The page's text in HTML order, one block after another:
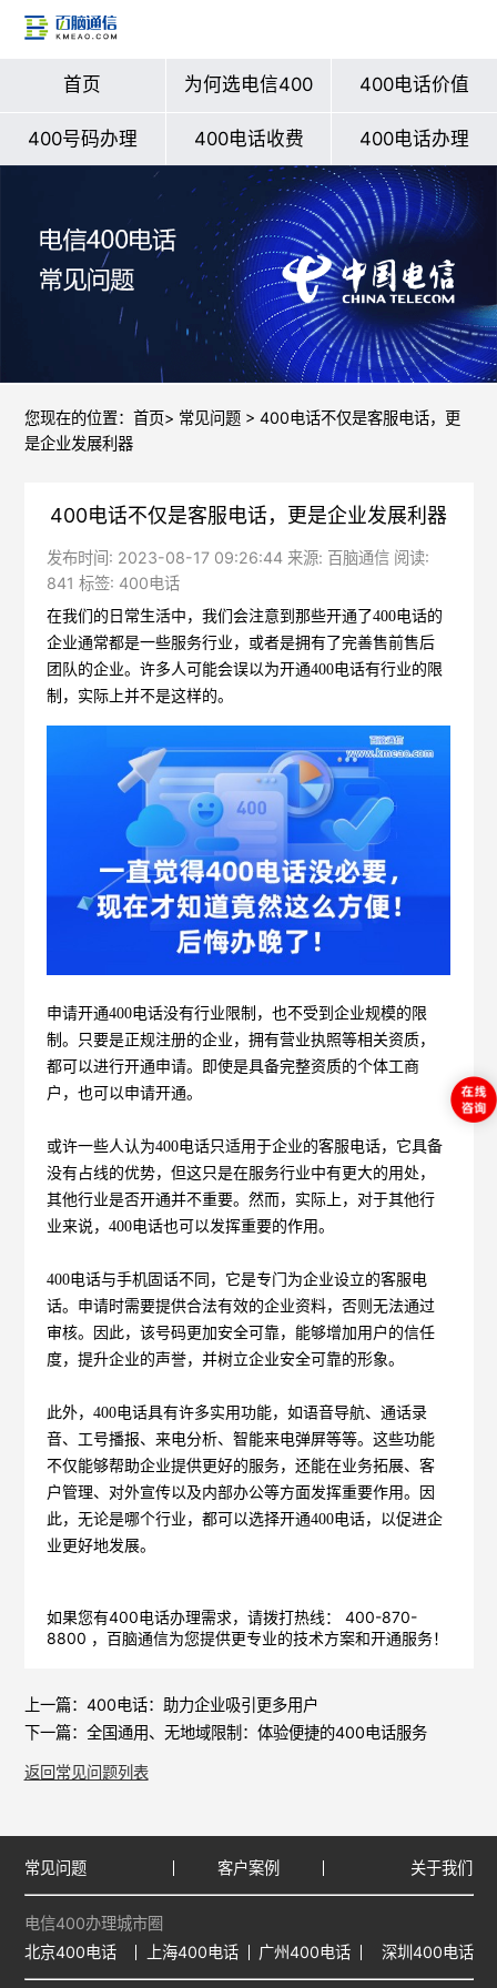
首页 为何选电信400 400电话价值
400号码办理 400电话收费 400电话办理
您现在的位置： 首页> 常见问题> 400电话不仅是客服电话，更
是企业发展利器
400电话不仅是客服电话，更是企业发展利器
发布时间: 2023-08-17 09:26:44 来源: 百脑通信 阅读:
841 标签: 400电话
在我们的日常生活中，我们会注意到那些开通了400电话的
企业通常都是一些服务行业，或者是拥有了完善售前售后
团队的企业。许多人可能会误以为开通400电话有行业的限
制，实际上并不是这样的。
申请开通400电话没有行业限制，也不受到企业规模的限
制。只要是正规注册的企业，拥有营业执照等相关资质，
都可以进行开通申请。即使是具备完整资质的个体工商
户，也可以申请开通。
或许一些人认为400电话只适用于企业的客服电话，它具备
没有占线的优势，但这只是在服务行业中有更大的用处，
其他行业是否开通并不重要。然而，实际上，对于其他行
业来说，400电话也可以发挥重要的作用。
400电话与手机固话不同，它是专门为企业设立的客服电
话。申请时需要提供合法有效的企业资料，否则无法通过
审核。因此，该号码更加安全可靠，能够增加用户的信任
度，提升企业的声誉，并树立企业安全可靠的形象。
此外，400电话具有许多实用功能，如语音导航、通话录
音、工号播报、来电分析、智能来电弹屏等等。这些功能
不仅能够帮助企业提供更好的服务，还能在业务拓展、客
户管理、对外宣传以及内部办公等方面发挥重要作用。因
此，无论是哪个行业，都可以选择开通400电话，以促进企
业更好地发展。
如果您有400电话办理需求，请拨打热线： 400-870-
8800 ，百脑通信为您提供更专业的技术方案和开通服务！
上一篇： 400电话：助力企业吸引更多用户
下一篇： 全国通用、无地域限制：体验便捷的400电话服务
返回常见问题列表
常见问题 客户案例 关于我们
电信400办理城市圈
北京400电话
上海400电话 广州400电话 深圳400电话